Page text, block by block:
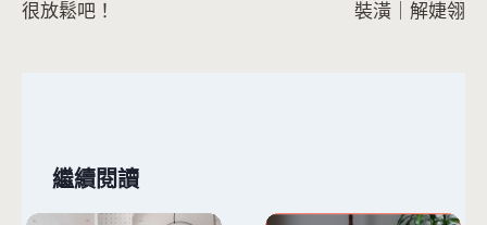
導
很放鬆吧！
裝潢｜解婕翎
繼續閱讀